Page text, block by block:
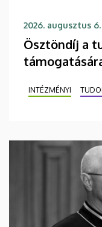
2026. augusztus 6.
Ösztöndíj a
INTÉZMÉNYI